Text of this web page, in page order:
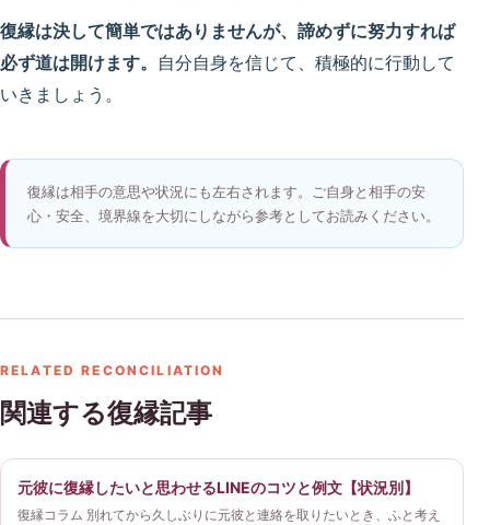
復縁は決して簡単ではありませんが、諦めずに努力すれば
必ず道は開けます。
自分自身を信じて、積極的に行動して
いきましょう。
復縁は相手の意思や状況にも左右されます。ご自身と相手の安
心・安全、境界線を大切にしながら参考としてお読みください。
RELATED RECONCILIATION
関連する復縁記事
元彼に復縁したいと思わせるLINEのコツと例文【状況別】
復縁コラム 別れてから久しぶりに元彼と連絡を取りたいとき、ふと考え